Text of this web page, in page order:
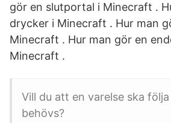
gör en slutportal i Minecraft .
drycker i Minecraft . Hur man
Minecraft . Hur man gör en
Minecraft .
Vill du att en varelse ska
behövs?